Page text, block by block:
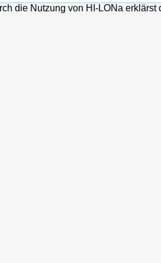
die Nutzung von HI-LONa